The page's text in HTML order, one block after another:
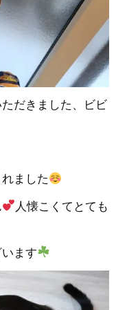
だきました、ビビ
ました
人懐こくてとても
ます